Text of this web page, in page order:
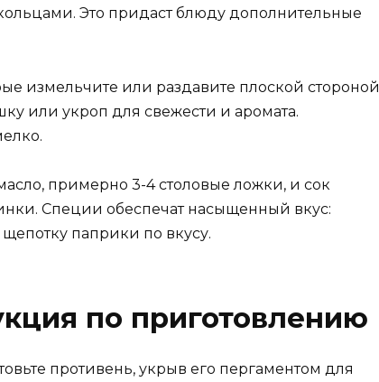
Это придаст блюду дополнительные
измельчите или раздавите плоской стороной
или укроп для свежести и аромата.
примерно 3-4 столовые ложки, и сок
Специи обеспечат насыщенный вкус:
паприки по вкусу.
по приготовлению
противень, укрыв его пергаментом для